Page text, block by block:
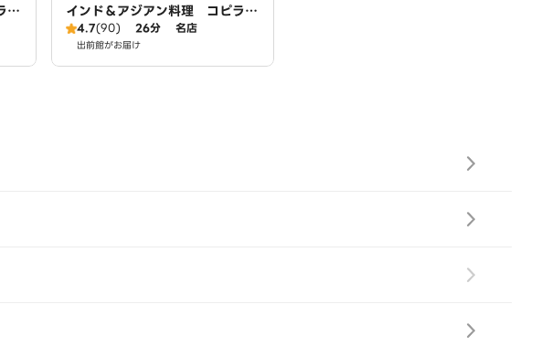
本
インド＆アジアン料理 コピラ
晴丘店
4.7(90) 26分 名店
出前館がお届け